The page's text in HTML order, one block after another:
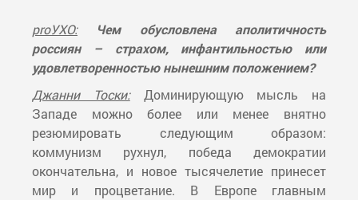
proУХО:
Чем обусловлена аполитичность
россиян – страхом, инфантильностью или
удовлетворенностью нынешним положением?
Джанни Тоски:Доминирующую мысль на
Западе можно более или менее внятно
резюмировать следующим образом:
коммунизм рухнул, победа демократии
окончательна, и новое тысячелетие принесет
мир и процветание. В Европе главным